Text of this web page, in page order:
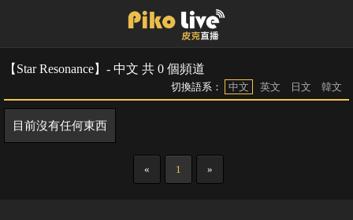
【Star Resonance】- 中文 共 0 個頻道
切換語系： 中文 英文 日文 韓文
目前沒有任何東西
« 1 »